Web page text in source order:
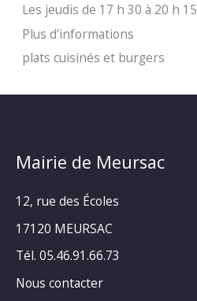
Les jeudis de 17 h 30 à 20 h 15
Plus d'informations
plats cuisinés et burgers
Mairie de Meursac
12, rue des Écoles
17120 MEURSAC
Tél. 05.46.91.66.73
Nous contacter